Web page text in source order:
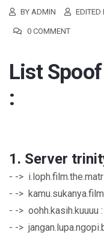
BY ADMIN EDITED
0 COMMENT
List
:
1. Server
- ->
- ->
- -> oohh.kasih.kuuuu
- ->